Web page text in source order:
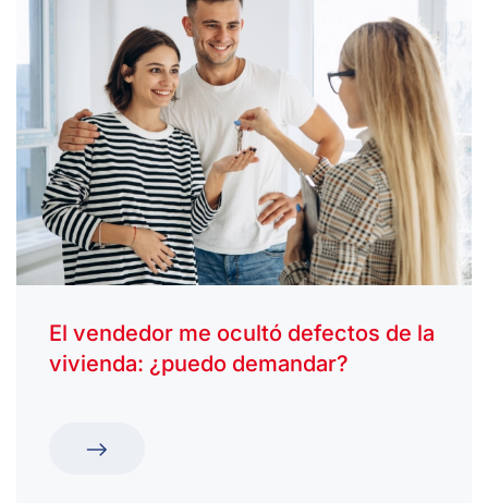
El vendedor me ocultó defectos de la
vivienda: ¿puedo demandar?